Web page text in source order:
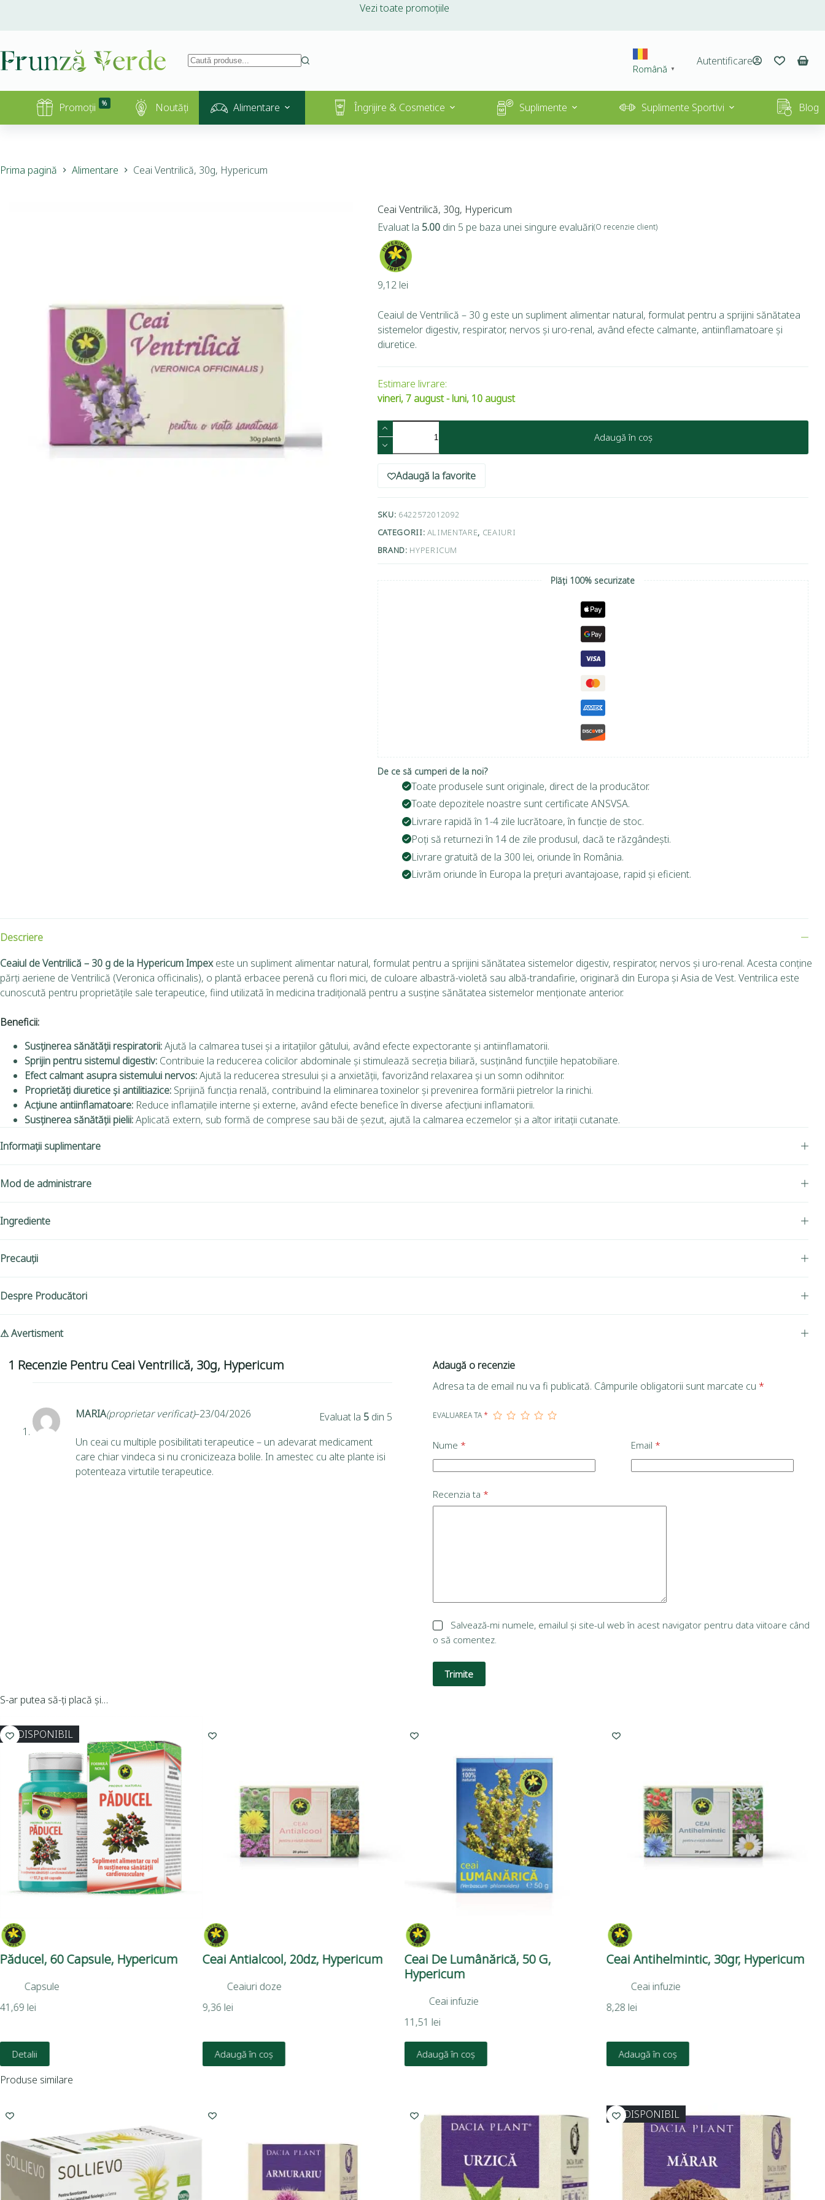
Vezi toate promoțiile
Română ▼
Autentificare
Promoții % Noutăți Alimentare Îngrijire & Cosmetice Suplimente Suplimente Sportivi Blog
Prima pagină Alimentare Ceai Ventrilică, 30g, Hypericum
Ceai Ventrilică, 30g, Hypericum
Evaluat la 5.00din 5 pe baza unei singure evaluări(O recenzie client)
9,12 lei
Ceaiul de Ventrilică – 30 g este un supliment alimentar natural, formulat pentru a sprijini sănătatea
sistemelor digestiv, respirator, nervos și uro-renal, având efecte calmante, antiinflamatoare și
diuretice.
Estimare livrare:
vineri, 7 august - luni, 10 august
Adaugă în coș
Adaugă la favorite
SKU: 6422572012092
CATEGORII: ALIMENTARE, CEAIURI
BRAND: HYPERICUM
Plăți 100% securizate
De ce să cumperi de la noi?
Toate produsele sunt originale, direct de la producător.
Toate depozitele noastre sunt certificate ANSVSA.
Livrare rapidă în 1-4 zile lucrătoare, în funcție de stoc.
Poți să returnezi în 14 de zile produsul, dacă te răzgândești.
Livrare gratuită de la 300 lei, oriunde în România.
Livrăm oriunde în Europa la prețuri avantajoase, rapid și eficient.
Descriere
Ceaiul de Ventrilică – 30 g de la Hypericum Impex este un supliment alimentar natural, formulat pentru a sprijini sănătatea sistemelor digestiv, respirator, nervos și uro-renal. Acesta conține
părți aeriene de Ventrilică (Veronica officinalis), o plantă erbacee perenă cu flori mici, de culoare albastră-violetă sau albă-trandafirie, originară din Europa și Asia de Vest. Ventrilica este
cunoscută pentru proprietățile sale terapeutice, fiind utilizată în medicina tradițională pentru a susține sănătatea sistemelor menționate anterior.
Beneficii:
Susținerea sănătății respiratorii:Ajută la calmarea tusei și a iritațiilor gâtului, având efecte expectorante și antiinflamatorii.
Sprijin pentru sistemul digestiv: Contribuie la reducerea colicilor abdominale și stimulează secreția biliară, susținând funcțiile hepatobiliare.
Efect calmant asupra sistemului nervos:Ajută la reducerea stresului și a anxietății, favorizând relaxarea și un somn odihnitor.
Proprietăți diuretice și antilitiazice: Sprijină funcția renală, contribuind la eliminarea toxinelor și prevenirea formării pietrelor la rinichi.
Acțiune antiinflamatoare: Reduce inflamațiile interne și externe, având efecte benefice în diverse afecțiuni inflamatorii.
Susținerea sănătății pielii:Aplicată extern, sub formă de comprese sau băi de șezut, ajută la calmarea eczemelor și a altor iritații cutanate.
Informații suplimentare
Mod de administrare
Ingrediente
Precauții
Despre Producători
⚠ Avertisment
1 Recenzie PentruCeai Ventrilică, 30g, Hypericum
Evaluat la 5 din 5
MARIA(proprietar verificat)–23/04/2026
Un ceai cu multiple posibilitati terapeutice – un adevarat medicament
care chiar vindeca si nu cronicizeaza bolile. In amestec cu alte plante isi
potenteaza virtutile terapeutice.
Adaugă o recenzie
Adresa ta de email nu va fi publicată. Câmpurile obligatorii sunt marcate cu *
EVALUAREA TA*
Nume * Email *
Recenzia ta *
Salvează-mi numele, emailul și site-ul web în acest navigator pentru data viitoare când
o să comentez.
Trimite
S-ar putea să-ți placă și…
INDISPONIBIL
Păducel, 60 Capsule, Hypericum
Capsule
41,69 lei
Detalii
Ceai Antialcool, 20dz, Hypericum
Ceaiuri doze
9,36 lei
Adaugă în coș
Ceai De Lumânărică, 50 G,
Hypericum
Ceai infuzie
11,51 lei
Adaugă în coș
Ceai Antihelmintic, 30gr, Hypericum
Ceai infuzie
8,28 lei
Adaugă în coș
Produse similare
INDISPONIBIL